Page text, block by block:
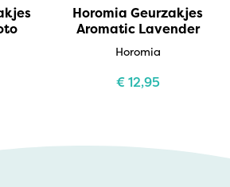
Horomia Geurzakjes
Aromatic Lavender
Horomia
€12,95